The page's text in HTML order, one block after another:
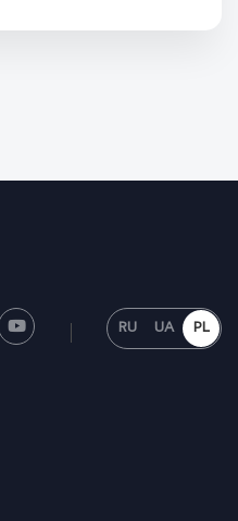
RU UA PL